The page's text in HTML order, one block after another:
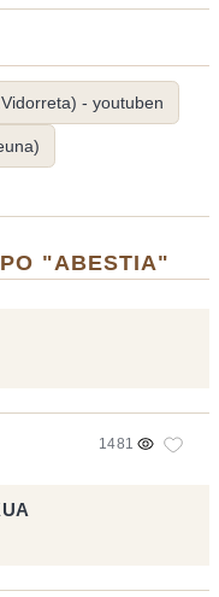
- youtuben
"ABESTIA"
1481